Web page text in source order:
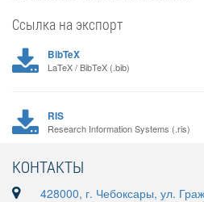
Ссылка на экспорт
BibTeX
LaTeX / BibTeX (.bib)
RIS
Research Information Systems (.ris)
КОНТАКТЫ
428000, г. Чебоксары, ул.